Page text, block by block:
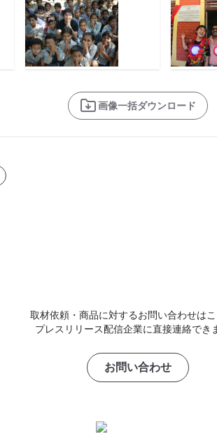
画像一括ダウンロード
取材依頼・商品に対するお問い合わせはこ
プレスリリース配信企業に直接連絡でき
お問い合わせ